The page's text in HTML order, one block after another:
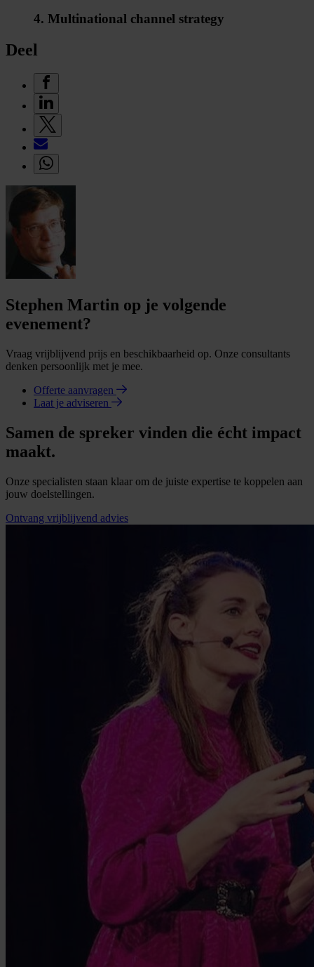
4. Multinational channel strategy
Deel
Stephen Martin op je volgende
evenement?
Vraag vrijblijvend prijs en beschikbaarheid op. Onze consultants
denken persoonlijk met je mee.
Offerte aanvragen
Laat je adviseren
Samen de spreker vinden die écht impact
maakt.
Onze specialisten staan klaar om de juiste expertise te koppelen aan
jouw doelstellingen.
Ontvang vrijblijvend advies